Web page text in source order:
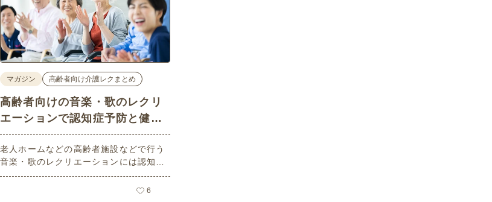
マガジン 高齢者向け介護レクまとめ
高齢者向けの音楽・歌のレクリ
エーションで認知症予防と健康
改善！？
老人ホームなどの高齢者施設などで行う
音楽・歌のレクリエーションには認知症
予防の効果や口腔機能などの改善効果が
期待できます。理学療法士が監修した体
6